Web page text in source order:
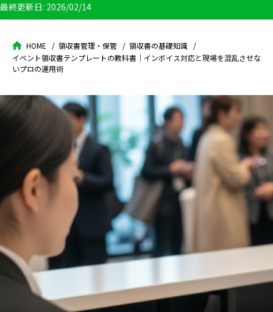
最終更新日: 2026/02/14
HOME 領収書管理・保管
領収書の基礎知識
イベント領収書テンプレートの教科書｜インボイス対応と現場を混乱させな
いプロの運用術